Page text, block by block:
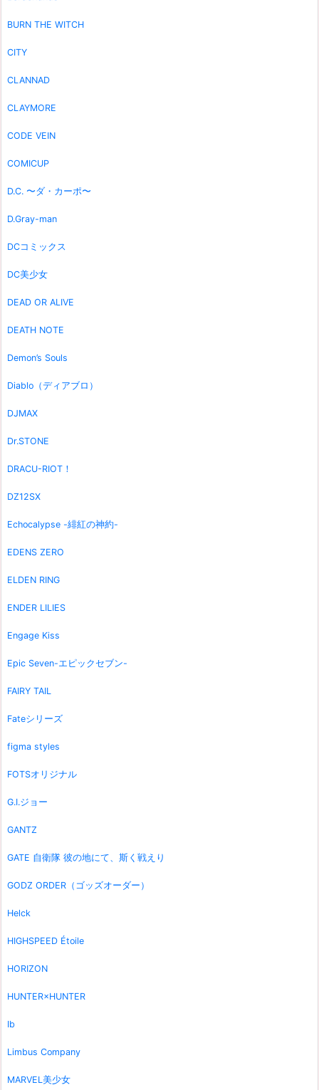
BURN THE WITCH
CITY
CLANNAD
CLAYMORE
CODE VEIN
COMICUP
D.C. 〜ダ・カーポ〜
D.Gray-man
DCコミックス
DC美少女
DEAD OR ALIVE
DEATH NOTE
Demon’s Souls
Diablo（ディアブロ）
DJMAX
Dr.STONE
DRACU-RIOT！
DZ12SX
Echocalypse -緋紅の神約-
EDENS ZERO
ELDEN RING
ENDER LILIES
Engage Kiss
Epic Seven-エピックセブン-
FAIRY TAIL
Fateシリーズ
figma styles
FOTSオリジナル
G.I.ジョー
GANTZ
GATE 自衛隊 彼の地にて、斯く戦えり
GODZ ORDER（ゴッズオーダー）
Helck
HIGHSPEED Étoile
HORIZON
HUNTER×HUNTER
Ib
Limbus Company
MARVEL美少女